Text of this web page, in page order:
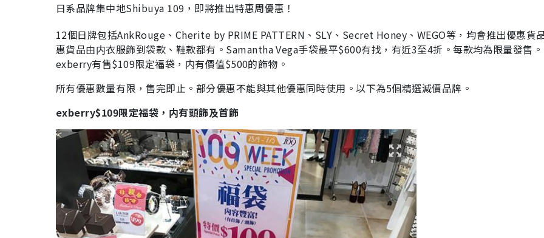
日系品牌集中地Shibuya 109，即將推出特惠周優惠！
12個日牌包括AnkRouge、Cherite by PRIME PATTERN、SLY、Secret Honey、WEGO等，均會推出優惠貨
惠貨品由内衣服飾到袋款、鞋款都有。Samantha Vega手袋最平$600有找，有近3至4折。每款均為限量發售。
exberry有售$109限定福袋，内有價值$500的飾物。
所有優惠數量有限，售完即止。部分優惠不能與其他優惠同時使用。以下為5個精選減價品牌。
exberry$109限定福袋，内有頭飾及首飾